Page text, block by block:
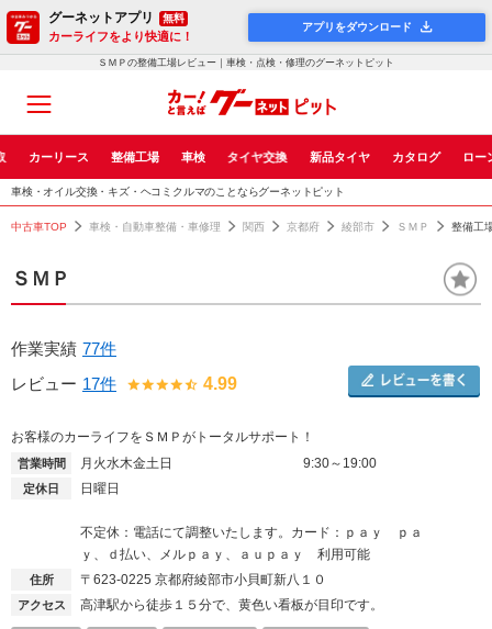
グーネットアプリ 無料
カーライフをより快適に！
アプリをダウンロード
ＳＭＰの整備工場レビュー｜車検・点検・修理のグーネットピット
カーリース 整備工場 車検 タイヤ交換 新品タイヤ カタログ ロー
車検・オイル交換・キズ・ヘコミクルマのことならグーネットピット
中古車TOP 車検・自動車整備・車修理 関西 京都府 綾部市 ＳＭＰ 整備工
ＳＭＰ
作業実績 77件
レビュー 17件 4.99
お客様のカーライフをＳＭＰがトータルサポート！
営業時間 月火水木金土日 9:30～19:00
定休日 日曜日
不定休：電話にて調整いたします。カード：ｐａｙ ｐａ
ｙ、ｄ払い、メルｐａｙ、ａｕｐａｙ 利用可能
住所 〒623-0225 京都府綾部市小貝町新八１０
アクセス 高津駅から徒歩１５分で、黄色い看板が目印です。